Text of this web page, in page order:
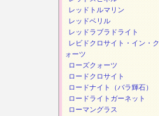
レッドトルマリン
レッドベリル
レッドラブラドライト
レビドクロサイト・イン・ク
ォーツ
ローズクォーツ
ロードクロサイト
ロードナイト（バラ輝石）
ロードライトガーネット
ローマングラス